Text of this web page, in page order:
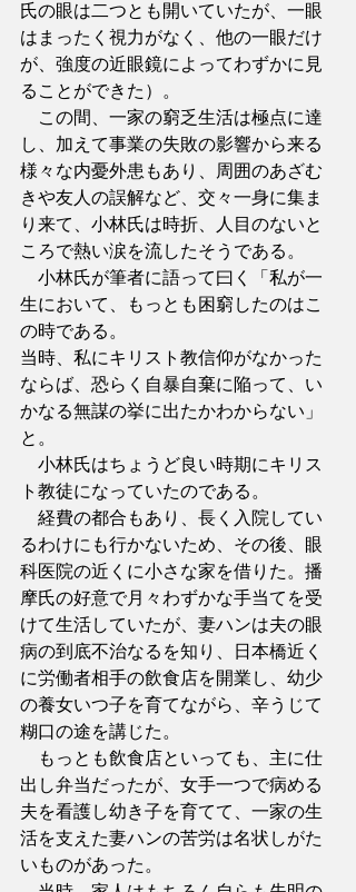
氏の眼は二つとも開いていたが、一眼
はまったく視力がなく、他の一眼だけ
が、強度の近眼鏡によってわずかに見
ることができた）。
この間、一家の窮乏生活は極点に達
し、加えて事業の失敗の影響から来る
様々な内憂外患もあり、周囲のあざむ
きや友人の誤解など、交々一身に集ま
り来て、小林氏は時折、人目のないと
ころで熱い涙を流したそうである。
小林氏が筆者に語って曰く「私が一
生において、もっとも困窮したのはこ
の時である。
当時、私にキリスト教信仰がなかった
ならば、恐らく自暴自棄に陥って、い
かなる無謀の挙に出たかわからない」
と。
小林氏はちょうど良い時期にキリス
ト教徒になっていたのである。
経費の都合もあり、長く入院してい
るわけにも行かないため、その後、眼
科医院の近くに小さな家を借りた。播
摩氏の好意で月々わずかな手当てを受
けて生活していたが、妻ハンは夫の眼
病の到底不治なるを知り、日本橋近く
に労働者相手の飲食店を開業し、幼少
の養女いつ子を育てながら、辛うじて
糊口の途を講じた。
もっとも飲食店といっても、主に仕
出し弁当だったが、女手一つで病める
夫を看護し幼き子を育てて、一家の生
活を支えた妻ハンの苦労は名状しがた
いものがあった。